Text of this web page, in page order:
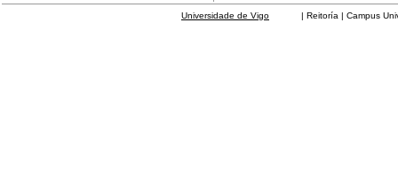
Universidade de Vigo | Reitoría | Campus